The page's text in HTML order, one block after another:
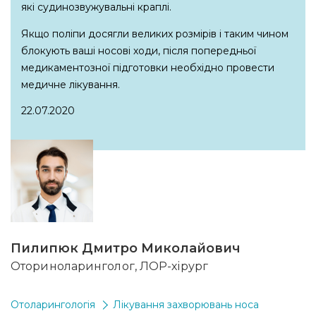
які судинозвужувальні краплі.
Якщо поліпи досягли великих розмірів і таким чином
блокують ваші носові ходи, після попередньої
медикаментозної підготовки необхідно провести
медичне лікування.
22.07.2020
Пилипюк Дмитро Миколайович
Оториноларинголог, ЛОР-хірург
Отоларингологія Лікування захворювань носа